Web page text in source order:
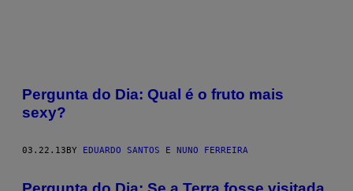
POSTS
BY
Pergunta do Dia: Qual é o fruto mais
sexy?
03.22.13BY EDUARDO SANTOS E NUNO FERREIRA